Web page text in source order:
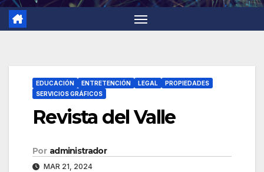
EDUCACIÓN ENTRETENCIÓN LEGAL
PROPIEDADES
SERVICIOS GRÁFICOS
Revista del Valle
Por administrador
MAR 21, 2024